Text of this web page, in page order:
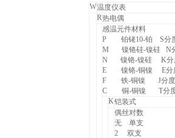
W温度仪表
R热电偶
感温元件材料
P铂铑10-铂 S分
M镍铬硅-镍硅 N
N镍铬-镍硅 K分
E镍铬-铜镍 E分
F铁-铜镍 J分
C铜-铜镍 T分
K铠装式
偶丝对数
无 单支
2双支